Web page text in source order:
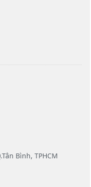
Bình, TPHCM